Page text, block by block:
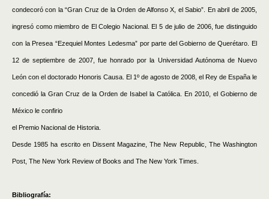
condecoró con la “Gran Cruz de la Orden de Alfonso X, el Sabio”. En abril de 2005,
ingresó como miembro de El Colegio Nacional. El 5 de julio de 2006, fue distinguido
con la Presea “Ezequiel Montes Ledesma” por parte del Gobierno de Querétaro. El
12 de septiembre de 2007, fue honrado por la Universidad Autónoma de Nuevo
León con el doctorado Honoris Causa. El 1º de agosto de 2008, el Rey de España le
concedió la Gran Cruz de la Orden de Isabel la Católica. En 2010, el Gobierno de
México le confirio
el Premio Nacional de Historia.
Desde 1985 ha escrito en Dissent Magazine, The New Republic, The Washington
Post, The New York Review of Books and The New York Times.
Bibliografía: